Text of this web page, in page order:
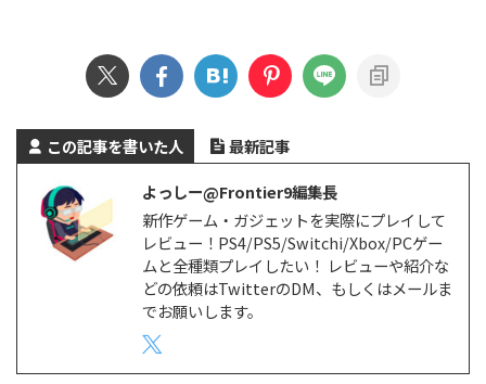
この記事を書いた人
最新記事
よっしー@Frontier9編集長
新作ゲーム・ガジェットを実際にプレイして
レビュー！PS4/PS5/Switchi/Xbox/PCゲー
ムと全種類プレイしたい！ レビューや紹介な
どの依頼はTwitterのDM、もしくはメールま
でお願いします。